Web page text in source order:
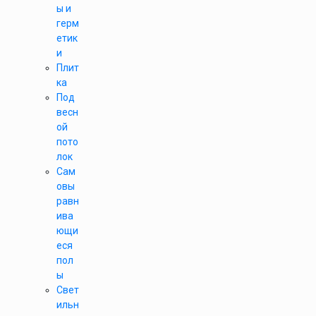
ы и
герм
етик
и
Плит
ка
Под
весн
ой
пото
лок
Сам
овы
равн
ива
ющи
еся
пол
ы
Свет
ильн